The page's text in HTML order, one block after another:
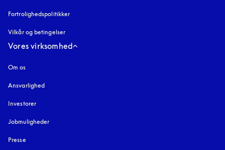
Fortrolighedspolitikker
Vilkår og betingelser
Vores virksomhed
Om os
Ansvarlighed
Investorer
Jobmuligheder
Presse